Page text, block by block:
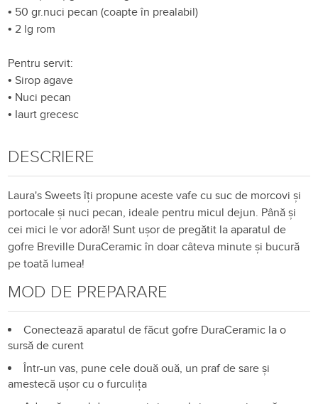
• 50 gr.nuci pecan (coapte în prealabil)
• 2 lg rom
Pentru servit:
•Sirop agave
• Nuci pecan
• Iaurt grecesc
DESCRIERE
Laura's Sweets îți propune aceste vafe cu suc de morcovi și
portocale și nuci pecan, ideale pentru micul dejun. Până și
cei mici le vor adoră! Sunt ușor de pregătit la aparatul de
gofre Breville DuraCeramic în doar câteva minute și bucură
pe toată lumea!
MOD DE PREPARARE
Conectează aparatul de făcut gofre DuraCeramic la o
sursă de curent
Într-un vas, pune cele două ouă, un praf de sare și
amestecă ușor cu o furculița